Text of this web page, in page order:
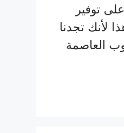
توفير
لأنك تجدنا
العاصمة